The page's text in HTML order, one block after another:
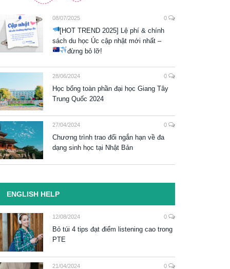
08/07/2025 0
[HOT TREND 2025] Lệ phí & chính
sách du học Úc cập nhật mới nhất –
đừng bỏ lỡ!
28/06/2024 0
Học bổng toàn phần đại học Giang Tây
Trung Quốc 2024
27/04/2024 0
Chương trình trao đổi ngắn hạn về đa
dạng sinh học tại Nhật Bản
ENGLISH HELP
12/08/2024 0
Bỏ túi 4 tips đạt điểm listening cao trong
PTE
21/04/2024 0